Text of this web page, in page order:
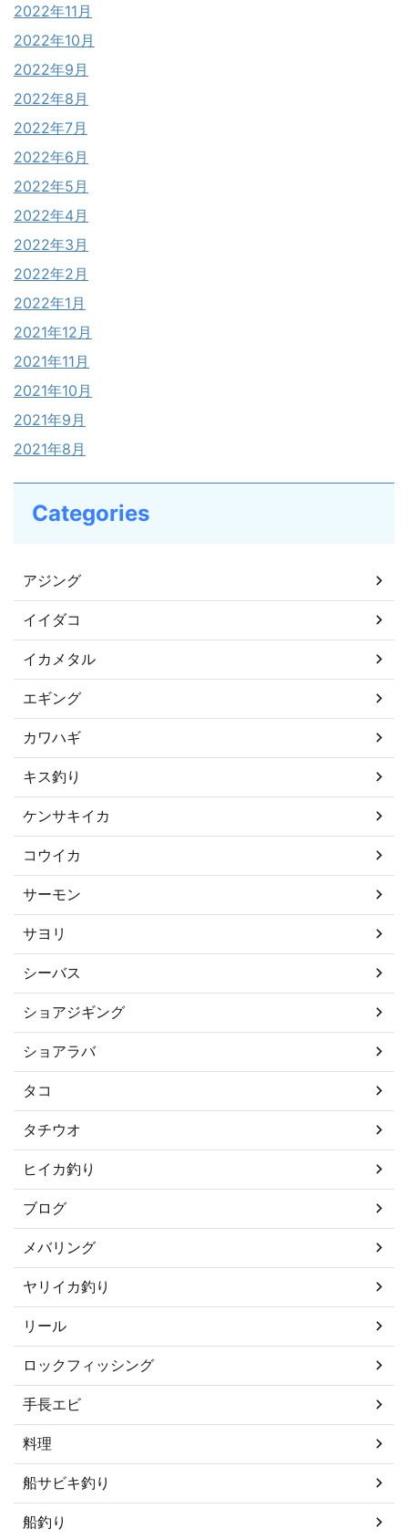
2022年11月
2022年10月
2022年9月
2022年8月
2022年7月
2022年6月
2022年5月
2022年4月
2022年3月
2022年2月
2022年1月
2021年12月
2021年11月
2021年10月
2021年9月
2021年8月
Categories
アジング
イイダコ
イカメタル
エギング
カワハギ
キス釣り
ケンサキイカ
コウイカ
サーモン
サヨリ
シーバス
ショアジギング
ショアラバ
タコ
タチウオ
ヒイカ釣り
ブログ
メバリング
ヤリイカ釣り
リール
ロックフィッシング
手長エビ
料理
船サビキ釣り
船釣り